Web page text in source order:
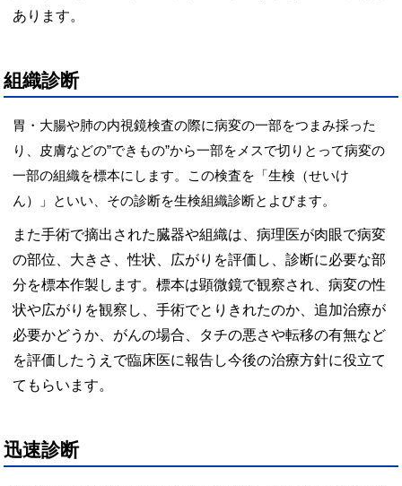
あります。
組織診断
胃・大腸や肺の内視鏡検査の際に病変の一部をつまみ採った
り、皮膚などの”できもの”から一部をメスで切りとって病変の
一部の組織を標本にします。この検査を「生検（せいけ
ん）」といい、その診断を生検組織診断とよびます。
また手術で摘出された臓器や組織は、病理医が肉眼で病変
の部位、大きさ、性状、広がりを評価し、診断に必要な部
分を標本作製します。標本は顕微鏡で観察され、病変の性
状や広がりを観察し、手術でとりきれたのか、追加治療が
必要かどうか、がんの場合、タチの悪さや転移の有無など
を評価したうえで臨床医に報告し今後の治療方針に役立て
てもらいます。
迅速診断